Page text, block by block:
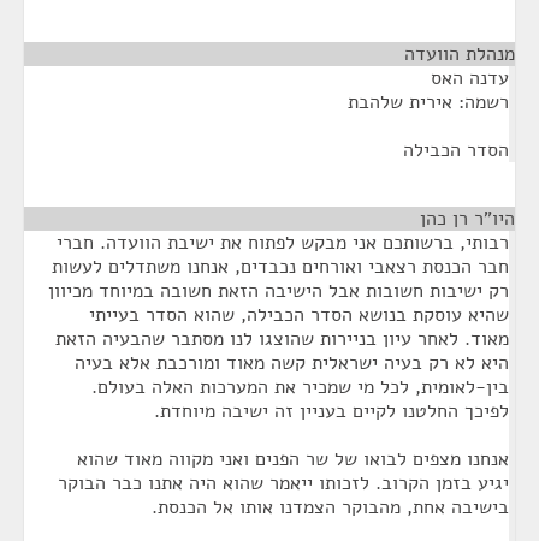
מנהלת הוועדה
עדנה האס
רשמה: אירית שלהבת
הסדר הכבילה
היו"ר רן כהן
רבותי, ברשותכם אני מבקש לפתוח את ישיבת הוועדה. חברי
חבר הכנסת רצאבי ואורחים נכבדים, אנחנו משתדלים לעשות
רק ישיבות חשובות אבל הישיבה הזאת חשובה במיוחד מכיוון
שהיא עוסקת בנושא הסדר הכבילה, שהוא הסדר בעייתי
מאוד. לאחר עיון בניירות שהוצגו לנו מסתבר שהבעיה הזאת
היא לא רק בעיה ישראלית קשה מאוד ומורכבת אלא בעיה
בין-לאומית, לכל מי שמכיר את המערכות האלה בעולם.
לפיכך החלטנו לקיים בעניין זה ישיבה מיוחדת.
אנחנו מצפים לבואו של שר הפנים ואני מקווה מאוד שהוא
יגיע בזמן הקרוב. לזכותו ייאמר שהוא היה אתנו כבר הבוקר
בישיבה אחת, מהבוקר הצמדנו אותו אל הכנסת.